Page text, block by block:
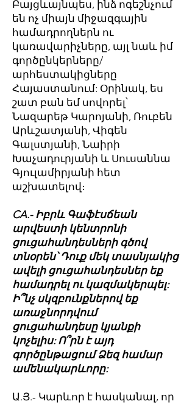
Բայցևայնպես, ինձ ոգեշնչում
են ոչ միայն միջազգային
համադրողներն ու
կառավարիչները, այլ նաև իմ
գործընկերները/
արհեստակիցները
Հայաստանում: Օրինակ, ես
շատ բան եմ սովորել՝
Նազարեթ Կարոյանի, Ռուբեն
Արևշատյանի, Վիգեն
Գալստյանի, Նաիրի
Խաչադուրյանի և Սուսաննա
Գյուլամիրյանի հետ
աշխատելով։
CA.- Իբրև Գաֆէսճեան
արվեստի կենտրոնի
ցուցահանդեսների գծով
տնօրեն՝ Դուք մեկ տասնյակից
ավելի ցուցահանդեսներ եք
համադրել ու կազմակերպել:
Ի՞նչ սկզբունքներով եք
առաջնորդվում
ցուցահանդեսը կյանքի
կոչելիս: Ո՞րն է այդ
գործընթացում Ձեզ համար
ամենակարևորը:
Ա.Յ.- Կարևոր է հասկանալ, որ